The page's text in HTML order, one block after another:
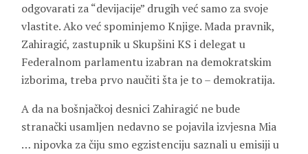
odgovarati za “devijacije” drugih već samo za svoje
vlastite. Ako već spominjemo Knjige. Mada pravnik,
Zahiragić, zastupnik u Skupšini KS i delegat u
Federalnom parlamentu izabran na demokratskim
izborima, treba prvo naučiti šta je to – demokratija.
A da na bošnjačkoj desnici Zahiragić ne bude
stranački usamljen nedavno se pojavila izvjesna Mia
… nipovka za čiju smo egzistenciju saznali u emisiji u